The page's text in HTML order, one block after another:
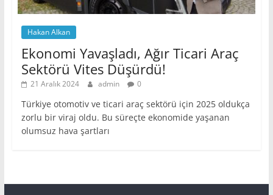
Hakan Alkan
Ekonomi Yavaşladı, Ağır Ticari Araç
Sektörü Vites Düşürdü!
21 Aralık 2024 admin 0
Türkiye otomotiv ve ticari araç sektörü için 2025 oldukça
zorlu bir viraj oldu. Bu süreçte ekonomide yaşanan
olumsuz hava şartları